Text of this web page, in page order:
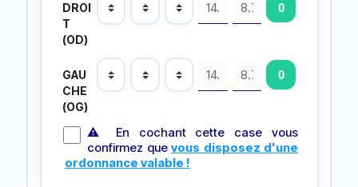
DROI
T
(OD)
GAU
CHE
(OG)
⚠ En cochant cette case vous
confirmez que vous disposez d'une
ordonnance valable !